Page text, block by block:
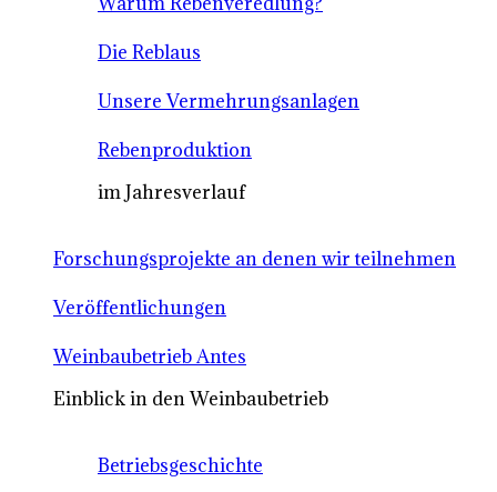
Die Reblaus
Unsere Vermehrungsanlagen
Rebenproduktion
im Jahresverlauf
Forschungsprojekte an denen wir teilnehmen
Veröffentlichungen
Weinbaubetrieb Antes
Einblick in den Weinbaubetrieb
Betriebsgeschichte